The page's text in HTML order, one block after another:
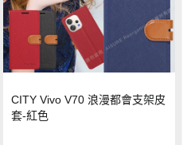
CITY Vivo V70 浪漫都會支架皮
套-紅色